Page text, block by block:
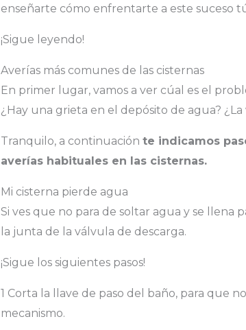
enseñarte cómo enfrentarte a este suceso
¡Sigue leyendo!
Averías más comunes de las cisternas
En primer lugar, vamos a ver cúal es el
¿Hay una grieta en el depósito de agua?
Tranquilo, a continuación te indicamos
averías habituales en las cisternas.
Mi cisterna pierde agua
Si ves que no para de soltar agua y se llena
la junta de la válvula de descarga.
¡Sigue los siguientes pasos!
1 Corta la llave de paso del baño, para que
mecanismo.